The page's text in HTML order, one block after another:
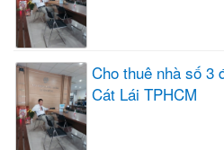
Cho thuê nhà số 3
Cát Lái TPHCM